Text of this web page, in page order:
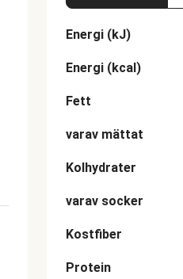
Energi (kJ)
Energi (kcal)
Fett
varav mättat
Kolhydrater
varav socker
Kostfiber
Protein